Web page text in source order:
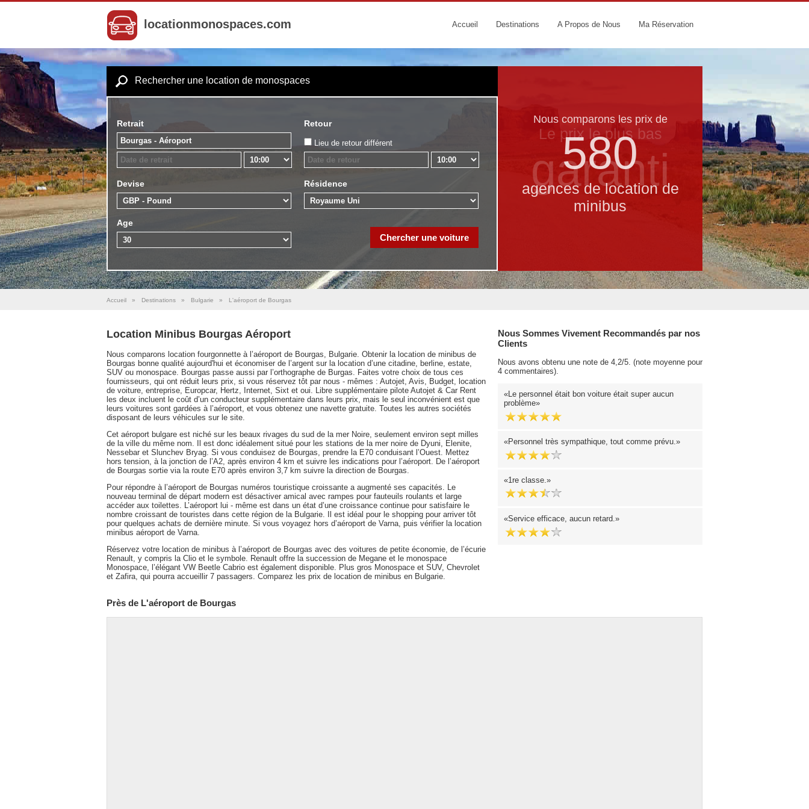
locationmonospaces.com Accueil Destinations A Propos de Nous Ma Réservation
Rechercher une location de monospaces
Retrait Retour
Lieu de retour différent
Devise Résidence
Age
Nous comparons les prix de
580
agences de location de
minibus
Le prix le​ plus bas
garanti
Accueil » Destinations » Bulgarie » L'aéroport de Bourgas
Location Minibus Bourgas Aéroport
Nous comparons location fourgonnette à l’aéroport de Bourgas, Bulgarie. Obtenir la location de minibus de
Bourgas bonne qualité aujourd'hui et économiser de l’argent sur la location d’une citadine, berline, estate,
SUV ou monospace. Bourgas passe aussi par l’orthographe de Burgas. Faites votre choix de tous ces
fournisseurs, qui ont réduit leurs prix, si vous réservez tôt par nous - mêmes : Autojet, Avis, Budget, location
de voiture, entreprise, Europcar, Hertz, Internet, Sixt et oui. Libre supplémentaire pilote Autojet & Car Rent
les deux incluent le coût d’un conducteur supplémentaire dans leurs prix, mais le seul inconvénient est que
leurs voitures sont gardées à l’aéroport, et vous obtenez une navette gratuite. Toutes les autres sociétés
disposant de leurs véhicules sur le site.
Cet aéroport bulgare est niché sur les beaux rivages du sud de la mer Noire, seulement environ sept milles
de la ville du même nom. Il est donc idéalement situé pour les stations de la mer noire de Dyuni, Elenite,
Nessebar et Slunchev Bryag. Si vous conduisez de Bourgas, prendre la E70 conduisant l’Ouest. Mettez
hors tension, à la jonction de l’A2, après environ 4 km et suivre les indications pour l’aéroport. De l’aéroport
de Bourgas sortie via la route E70 après environ 3,7 km suivre la direction de Bourgas.
Pour répondre à l’aéroport de Bourgas numéros touristique croissante a augmenté ses capacités. Le
nouveau terminal de départ modern est désactiver amical avec rampes pour fauteuils roulants et large
accéder aux toilettes. L’aéroport lui - même est dans un état d’une croissance continue pour satisfaire le
nombre croissant de touristes dans cette région de la Bulgarie. Il est idéal pour le shopping pour arriver tôt
pour quelques achats de dernière minute. Si vous voyagez hors d’aéroport de Varna, puis vérifier la location
minibus aéroport de Varna.
Réservez votre location de minibus à l’aéroport de Bourgas avec des voitures de petite économie, de l’écurie
Renault, y compris la Clio et le symbole. Renault offre la succession de Megane et le monospace
Monospace, l’élégant VW Beetle Cabrio est également disponible. Plus gros Monospace et SUV, Chevrolet
et Zafira, qui pourra accueillir 7 passagers. Comparez les prix de location de minibus en Bulgarie.
Nous Sommes Vivement Recommandés par nos
Clients
Nous avons obtenu une note de 4,2/5. (note moyenne pour
4 commentaires).
Le personnel était bon voiture était super aucun
problème
Personnel très sympathique, tout comme prévu.
1re classe.
Service efficace, aucun retard.
Près de L'aéroport de Bourgas